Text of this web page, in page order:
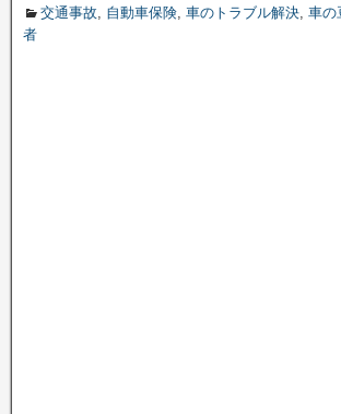
交通事故, 自動車保険, 車のトラブル解決, 車の
者